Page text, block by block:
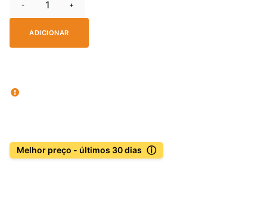
- +
ADICIONAR
Melhor preço - últimos 30 dias ⓘ